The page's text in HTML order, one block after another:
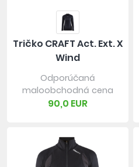
Tričko CRAFT Act. Ext. X
Wind
Odporúčaná
maloobchodná cena
90,0 EUR